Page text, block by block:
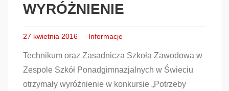
WYRÓŻNIENIE
27 kwietnia 2016 Informacje
Technikum oraz Zasadnicza Szkoła Zawodowa w
Zespole Szkół Ponadgimnazjalnych w Świeciu
otrzymały wyróżnienie w konkursie „Potrzeby